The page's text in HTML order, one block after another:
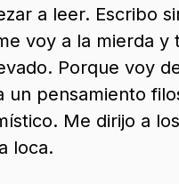
a leer. Escribo
voy a la mierda y
Porque voy
un pensamiento
Me dirijo a
loca.